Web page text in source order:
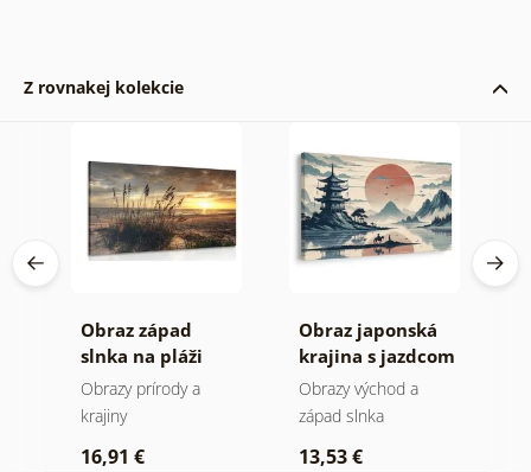
Z rovnakej kolekcie
Obraz západ
slnka na pláži
Obrazy prírody a
krajiny
16,91 €
Obraz japonská
krajina s jazdcom
Obrazy východ a
západ slnka
13,53 €